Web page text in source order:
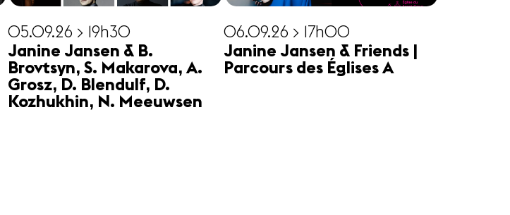
05.09.26 > 19h30
Janine Jansen & B.
Brovtsyn, S. Makarova, A.
Grosz, D. Blendulf, D.
Kozhukhin, N. Meeuwsen
06.09.26 > 17h00
Janine Jansen & Friends |
Parcours des Églises A